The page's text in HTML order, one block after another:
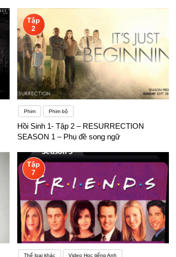
Tập
2
Phim Phim bộ
Hồi Sinh 1- Tập 2 – RESURRECTION
SEASON 1 – Phụ đề song ngữ
Tập
7
Thể loại khác Video Học tiếng Anh